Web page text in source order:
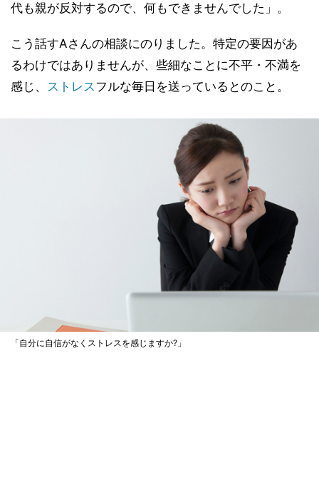
代も親が反対するので、何もできませんでした」。
こう話すAさんの相談にのりました。特定の要因があ
るわけではありませんが、些細なことに不平・不満を
感じ、 ストレスフルな毎日を送っているとのこと。
「自分に自信がなくストレスを感じますか?」